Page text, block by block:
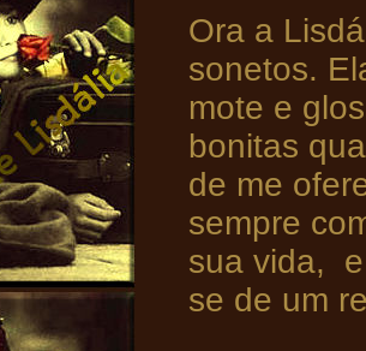
Ora a
sonetos.
mote e
bonitas
de me
sempre
sua vida,
se de um